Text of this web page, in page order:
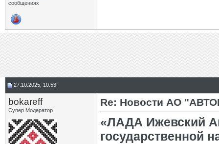
сообщениях
27.10.2025, 10:53
bokareff
Супер Модератор
Re: Новости АО
«ЛАДА Ижевский
государственной